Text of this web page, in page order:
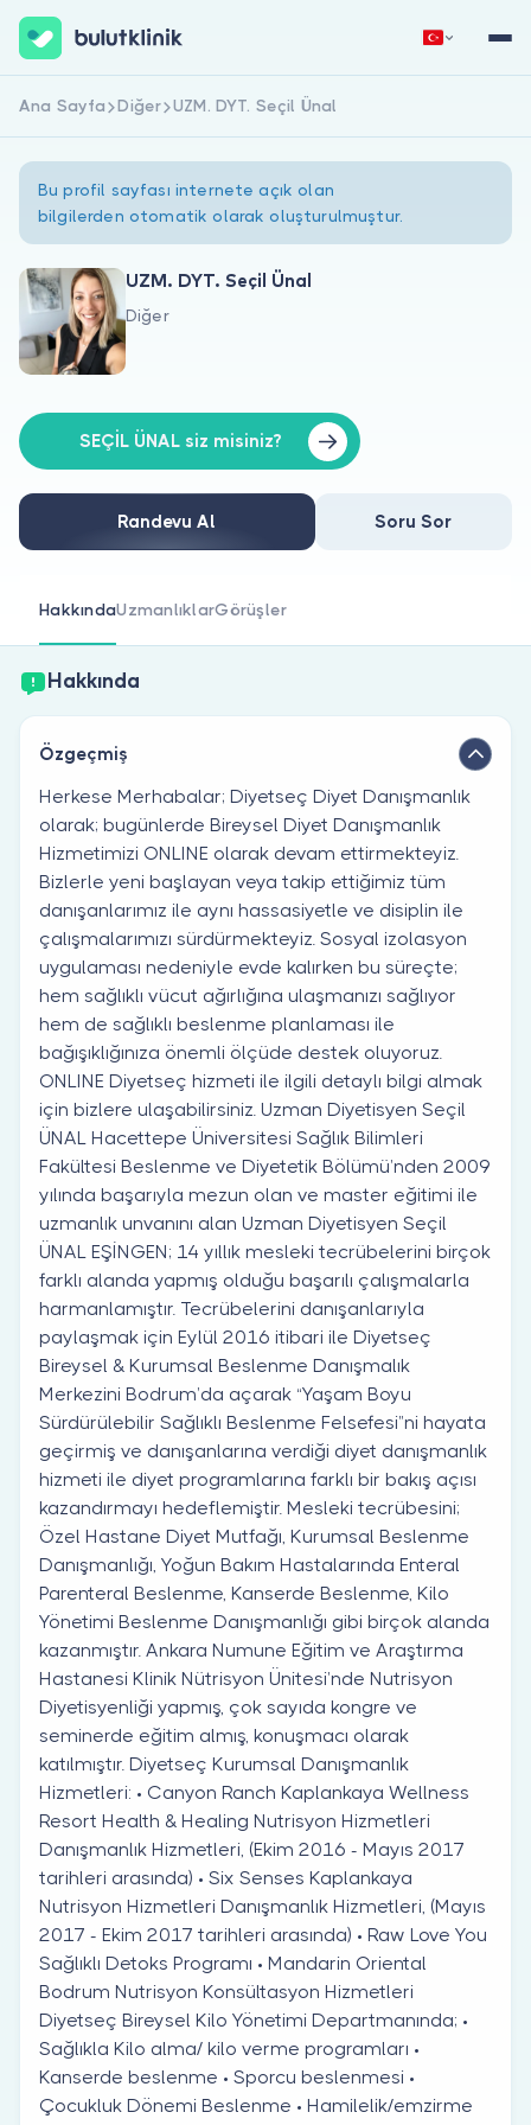
Hakkımızda
Doktorlar için
Doktor musunuz?
Hemen Kaydol
Ana Sayfa Diğer UZM. DYT. Seçil Ünal
Bu profil sayfası internete açık olan
bilgilerden otomatik olarak oluşturulmuştur.
UZM. DYT. Seçil Ünal
Diğer
SEÇİL ÜNAL siz misiniz?
Randevu Al Soru Sor
HakkındaUzmanlıklarGörüşler
Hakkında
Özgeçmiş
Herkese Merhabalar; Diyetseç Diyet Danışmanlık
olarak; bugünlerde Bireysel Diyet Danışmanlık
Hizmetimizi ONLINE olarak devam ettirmekteyiz.
Bizlerle yeni başlayan veya takip ettiğimiz tüm
danışanlarımız ile aynı hassasiyetle ve disiplin ile
çalışmalarımızı sürdürmekteyiz. Sosyal izolasyon
uygulaması nedeniyle evde kalırken bu süreçte;
hem sağlıklı vücut ağırlığına ulaşmanızı sağlıyor
hem de sağlıklı beslenme planlaması ile
bağışıklığınıza önemli ölçüde destek oluyoruz.
ONLINE Diyetseç hizmeti ile ilgili detaylı bilgi almak
için bizlere ulaşabilirsiniz. Uzman Diyetisyen Seçil
ÜNAL Hacettepe Üniversitesi Sağlık Bilimleri
Fakültesi Beslenme ve Diyetetik Bölümü’nden 2009
yılında başarıyla mezun olan ve master eğitimi ile
uzmanlık unvanını alan Uzman Diyetisyen Seçil
ÜNAL EŞİNGEN; 14 yıllık mesleki tecrübelerini birçok
farklı alanda yapmış olduğu başarılı çalışmalarla
harmanlamıştır. Tecrübelerini danışanlarıyla
paylaşmak için Eylül 2016 itibari ile Diyetseç
Bireysel & Kurumsal Beslenme Danışmalık
Merkezini Bodrum’da açarak “Yaşam Boyu
Sürdürülebilir Sağlıklı Beslenme Felsefesi”ni hayata
geçirmiş ve danışanlarına verdiği diyet danışmanlık
hizmeti ile diyet programlarına farklı bir bakış açısı
kazandırmayı hedeflemiştir. Mesleki tecrübesini;
Özel Hastane Diyet Mutfağı, Kurumsal Beslenme
Danışmanlığı, Yoğun Bakım Hastalarında Enteral
Parenteral Beslenme, Kanserde Beslenme, Kilo
Yönetimi Beslenme Danışmanlığı gibi birçok alanda
kazanmıştır. Ankara Numune Eğitim ve Araştırma
Hastanesi Klinik Nütrisyon Ünitesi’nde Nutrisyon
Diyetisyenliği yapmış, çok sayıda kongre ve
seminerde eğitim almış, konuşmacı olarak
katılmıştır. Diyetseç Kurumsal Danışmanlık
Hizmetleri: • Canyon Ranch Kaplankaya Wellness
Resort Health & Healing Nutrisyon Hizmetleri
Danışmanlık Hizmetleri, (Ekim 2016 - Mayıs 2017
tarihleri arasında) • Six Senses Kaplankaya
Nutrisyon Hizmetleri Danışmanlık Hizmetleri, (Mayıs
2017 - Ekim 2017 tarihleri arasında) • Raw Love You
Sağlıklı Detoks Programı • Mandarin Oriental
Bodrum Nutrisyon Konsültasyon Hizmetleri
Diyetseç Bireysel Kilo Yönetimi Departmanında; •
Sağlıkla Kilo alma/ kilo verme programları •
Kanserde beslenme • Sporcu beslenmesi •
Çocukluk Dönemi Beslenme • Hamilelik/emzirme